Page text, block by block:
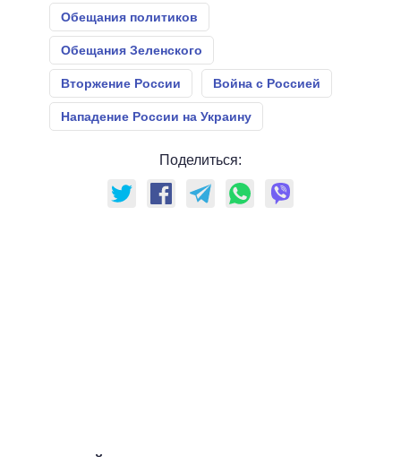
Обещания политиков
Обещания Зеленского
Вторжение России Война с Россией
Нападение России на Украину
Поделиться: